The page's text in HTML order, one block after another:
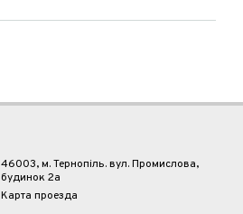
46003, м. Тернопіль. вул. Промислова,
будинок 2а
Карта проезда